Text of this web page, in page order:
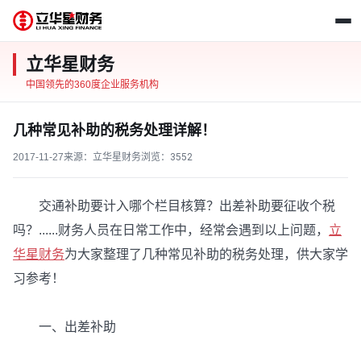
立华星财务
中国领先的360度企业服务机构
几种常见补助的税务处理详解！
2017-11-27来源：立华星财务浏览： 3552
交通补助要计入哪个栏目核算？出差补助要征收个税
吗？......财务人员在日常工作中，经常会遇到以上问题， 立
华星财务为大家整理了几种常见补助的税务处理，供大家学
习参考！
一、出差补助